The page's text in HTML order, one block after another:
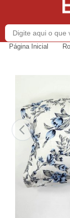
Página Inicial